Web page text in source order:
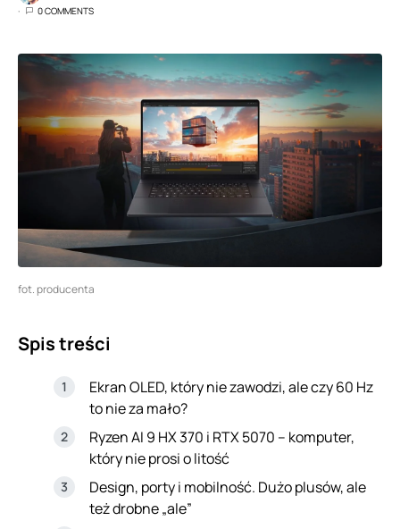
0 COMMENTS
fot. producenta
Spis treści
Ekran OLED, który nie zawodzi, ale czy 60 Hz
to nie za mało?
Ryzen AI 9 HX 370 i RTX 5070 – komputer,
który nie prosi o litość
Design, porty i mobilność. Dużo plusów, ale
też drobne „ale”